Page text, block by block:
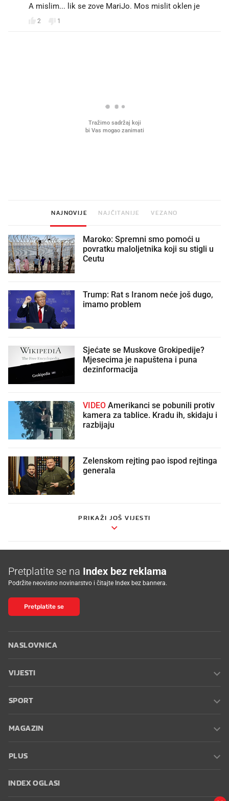
A mislim... lik se zove MariJo. Mos mislit oklen je
2 1
NAJNOVIJE NAJČITANIJE VEZANO
Maroko: Spremni smo pomoći u
povratku maloljetnika koji su stigli u
Ceutu
Trump: Rat s Iranom neće još dugo,
imamo problem
Sjećate se Muskove Grokipedije?
Mjesecima je napuštena i puna
dezinformacija
VIDEO
kamera za tablice. Kradu ih, skidaju i
razbijaju
Zelenskom rejting pao ispod rejtinga
generala
PRIKAŽI JOŠ VIJESTI
Pretplatite se na Index bez reklama
Podržite neovisno novinarstvo i čitajte Index bez bannera.
Pretplatite se
NASLOVNICA
VIJESTI
SPORT
MAGAZIN
PLUS
INDEX OGLASI